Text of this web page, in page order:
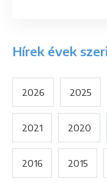
Hírek évek
2026 2025
2021 2020
2016 2015